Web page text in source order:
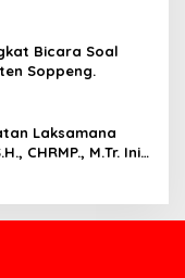
Bicara Soal
Soppeng.
Laksamana
CHRMP., M.Tr. Ini